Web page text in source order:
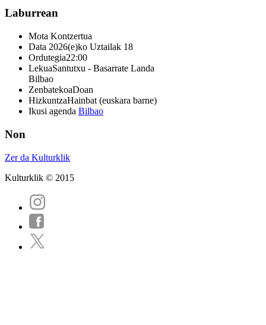
Laburrean
Mota Kontzertua
Data 2026(e)ko Uztailak 18
Ordutegia22:00
LekuaSantutxu - Basarrate Landa
Bilbao
ZenbatekoaDoan
HizkuntzaHainbat (euskara barne)
Ikusi agenda Bilbao
Non
Zer da Kulturklik
Kulturklik © 2015